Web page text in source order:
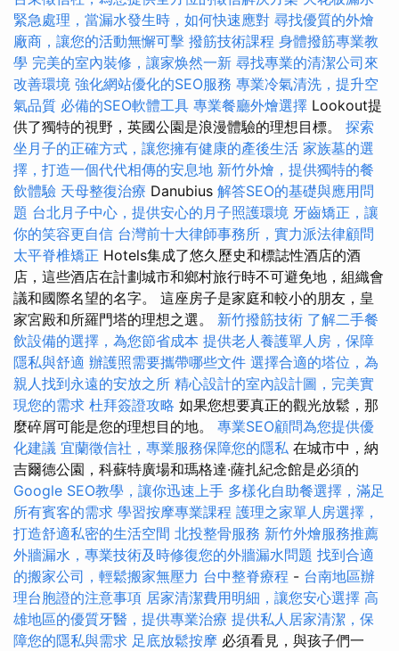
緊急處理，當漏水發生時，如何快速應對 尋找優質的外燴
廠商，讓您的活動無懈可擊 撥筋技術課程 身體撥筋專業教
學 完美的室內裝修，讓家焕然一新 尋找專業的清潔公司來
改善環境 強化網站優化的SEO服務 專業冷氣清洗，提升空
氣品質 必備的SEO軟體工具 專業餐廳外燴選擇 Lookout提
供了獨特的視野，英國公園是浪漫體驗的理想目標。 探索
坐月子的正確方式，讓您擁有健康的產後生活 家族墓的選
擇，打造一個代代相傳的安息地 新竹外燴，提供獨特的餐
飲體驗 天母整復治療 Danubius 解答SEO的基礎與應用問
題 台北月子中心，提供安心的月子照護環境 牙齒矯正，讓
你的笑容更自信 台灣前十大律師事務所，實力派法律顧問
太平脊椎矯正 Hotels集成了悠久歷史和標誌性酒店的酒
店，這些酒店在計劃城市和鄉村旅行時不可避免地，組織會
議和國際名望的名字。 這座房子是家庭和較小的朋友，皇
家宮殿和所羅門塔的理想之選。 新竹撥筋技術 了解二手餐
飲設備的選擇，為您節省成本 提供老人養護單人房，保障
隱私與舒適 辦護照需要攜帶哪些文件 選擇合適的塔位，為
親人找到永遠的安放之所 精心設計的室內設計圖，完美實
現您的需求 杜拜簽證攻略 如果您想要真正的觀光放鬆，那
麼碎屑可能是您的理想目的地。 專業SEO顧問為您提供優
化建議 宜蘭徵信社，專業服務保障您的隱私 在城市中，納
吉爾德公園，科蘇特廣場和瑪格達·薩扎紀念館是必須的
Google SEO教學，讓你迅速上手 多樣化自助餐選擇，滿足
所有賓客的需求 學習按摩專業課程 護理之家單人房選擇，
打造舒適私密的生活空間 北投整骨服務 新竹外燴服務推薦
外牆漏水，專業技術及時修復您的外牆漏水問題 找到合適
的搬家公司，輕鬆搬家無壓力 台中整脊療程 - 台南地區辦
理台胞證的注意事項 居家清潔費用明細，讓您安心選擇 高
雄地區的優質牙醫，提供專業治療 提供私人居家清潔，保
障您的隱私與需求 足底放鬆按摩 必須看見，與孩子們一